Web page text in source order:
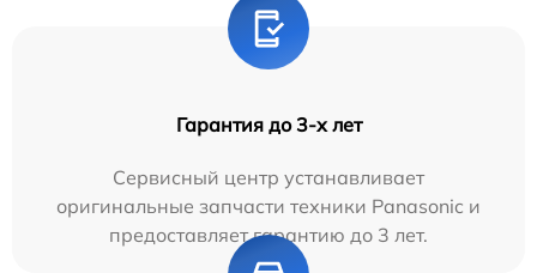
Гарантия до 3-х лет
Сервисный центр устанавливает
оригинальные запчасти техники Panasonic и
предоставляет гарантию до 3 лет.